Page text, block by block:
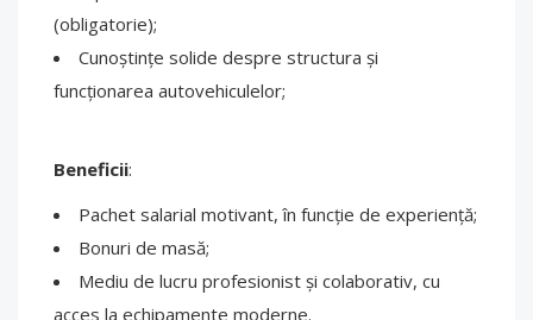
(obligatorie);
Cunoștințe solide despre structura și
funcționarea autovehiculelor;
Beneficii:
Pachet salarial motivant, în funcție de experiență;
Bonuri de masă;
Mediu de lucru profesionist și colaborativ, cu
acces la echipamente moderne.